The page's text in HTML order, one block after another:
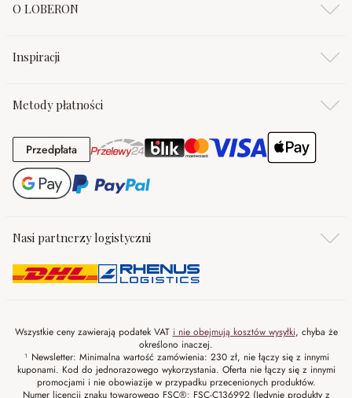
O LOBERON
Inspiracji
Metody płatności
PrzedpłataPrzedpłata
Nasi partnerzy logistyczni
Wszystkie ceny zawierają podatek VAT i nie obejmują kosztów wysyłki, chyba że
określono inaczej.
¹ Newsletter: Minimalna wartość zamówienia: 230 zł, nie łączy się z innymi
kuponami. Kod do jednorazowego wykorzystania. Oferta nie łączy się z innymi
promocjami i nie obowiazije w przypadku przecenionych produktów.
Numer licencji znaku towarowego FSC®: FSC-C136992 (Jedynie produkty z